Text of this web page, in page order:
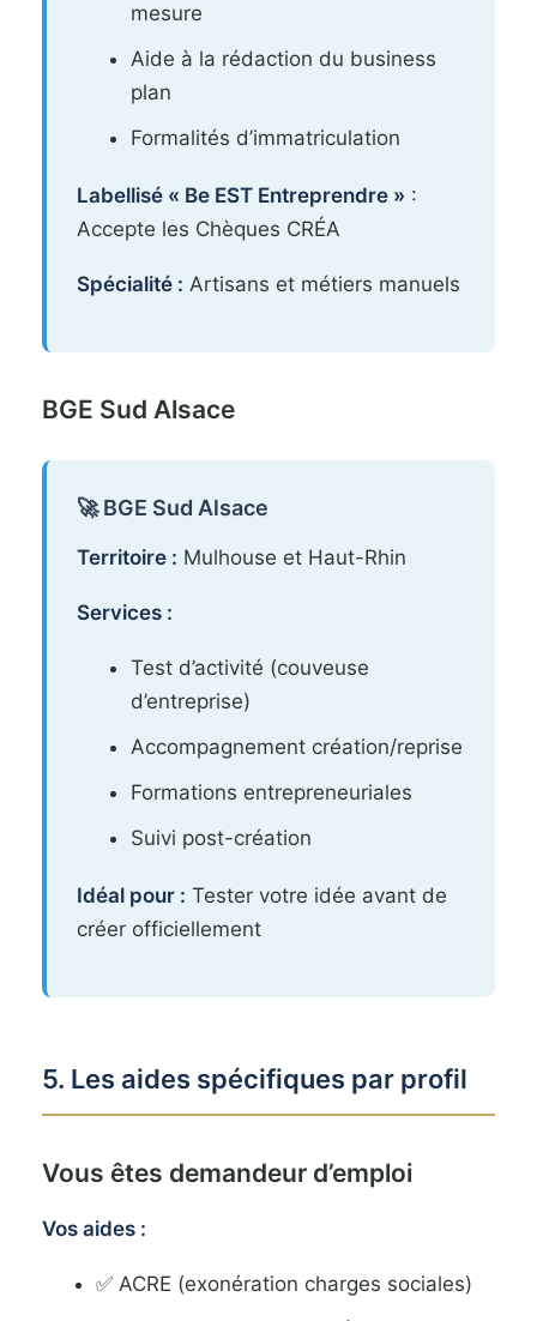
mesure
Aide à la rédaction du business
plan
Formalités d’immatriculation
Labellisé « Be EST Entreprendre » :
Accepte les Chèques CRÉA
Spécialité : Artisans et métiers manuels
BGE Sud Alsace
🚀 BGE Sud Alsace
Territoire : Mulhouse et Haut-Rhin
Services :
Test d’activité (couveuse
d’entreprise)
Accompagnement création/reprise
Formations entrepreneuriales
Suivi post-création
Idéal pour : Tester votre idée avant de
créer officiellement
5. Les aides spécifiques par profil
Vous êtes demandeur d’emploi
Vos aides :
✅ ACRE (exonération charges sociales)